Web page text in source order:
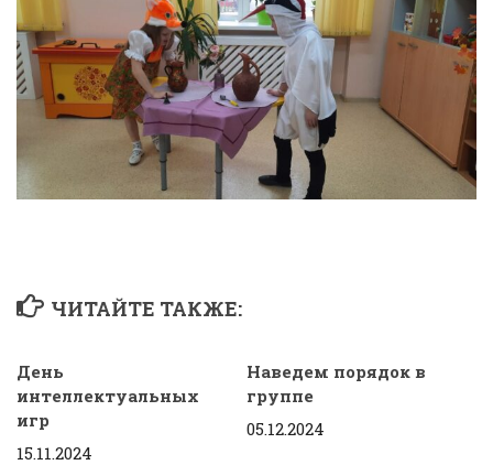
ЧИТАЙТЕ ТАКЖЕ:
День
интеллектуальных
игр
15.11.2024
Наведем порядок в
группе
05.12.2024